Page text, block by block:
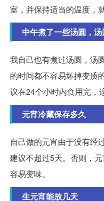
室，并保持适当的温度，
中午煮了一些汤圆，
我自己也有煮过汤圆，汤
的时间都不容易坏掉变质
议在24个小时内食用完，
元宵冷藏保存多久
自己做的元宵由于没有经
建议不超过5天。否则，
容易变味。
生元宵能放几天